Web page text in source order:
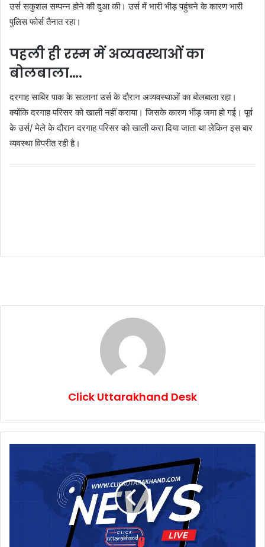
उर्स सकुशल सम्पन्न होने की दुआ की। उर्स में भारी भीड़ पहुंचने के कारण भारी
पुलिस फोर्स तैनात रहा।
पहली ही रस्म में अव्यवस्थाओं का
बोलबाला….
दरगाह साबिर पाक के सालाना उर्स के दौरान अव्यवस्थाओं का बोलबाला रहा।
क्योंकि दरगाह परिसर को खाली नहीं कराया। जिसके कारण भीड़ जमा हो गई। पूर्व
के उर्स/ मेले के दौरान दरगाह परिसर को खाली करा दिया जाता था लेकिन इस बार
व्यवस्था विपरीत रही है।
Click Uttarakhand Desk